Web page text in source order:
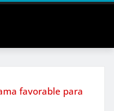
favorable para